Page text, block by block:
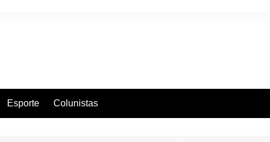
Esporte Colunistas